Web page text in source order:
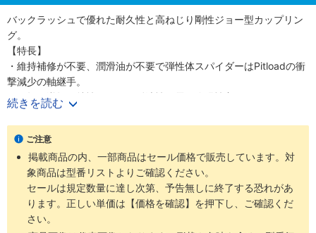
バックラッシュで優れた耐久性と高ねじり剛性ジョー型カップリン
グ。
【特長】
・維持補修が不要、潤滑油が不要で弾性体スパイダーはPitloadの衝
撃減少の軸継手。
・正転／逆転の特性が同一で耐油性、電気絶縁性良。
・ハブ内径ホール加工によってバランシングを最適化。
【用途】
・伝動機器、位置制御・ポジショニングテーブル、ロボットシステ
ム、医療機器、サーボモーターに最適。
続きを読む
ご注意
掲載商品の内、一部商品はセール価格で販売しています。対
象商品は型番リストよりご確認ください。
セールは規定数量に達し次第、予告無しに終了する恐れがあ
ります。正しい単価は【価格を確認】を押下し、ご確認くだ
さい。